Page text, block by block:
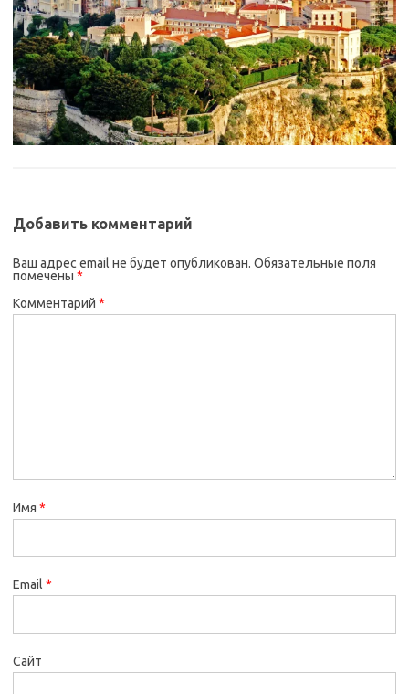
Добавить комментарий
Ваш адрес email не будет опубликован. Обязательные поля
помечены *
Комментарий *
Имя *
Email *
Сайт